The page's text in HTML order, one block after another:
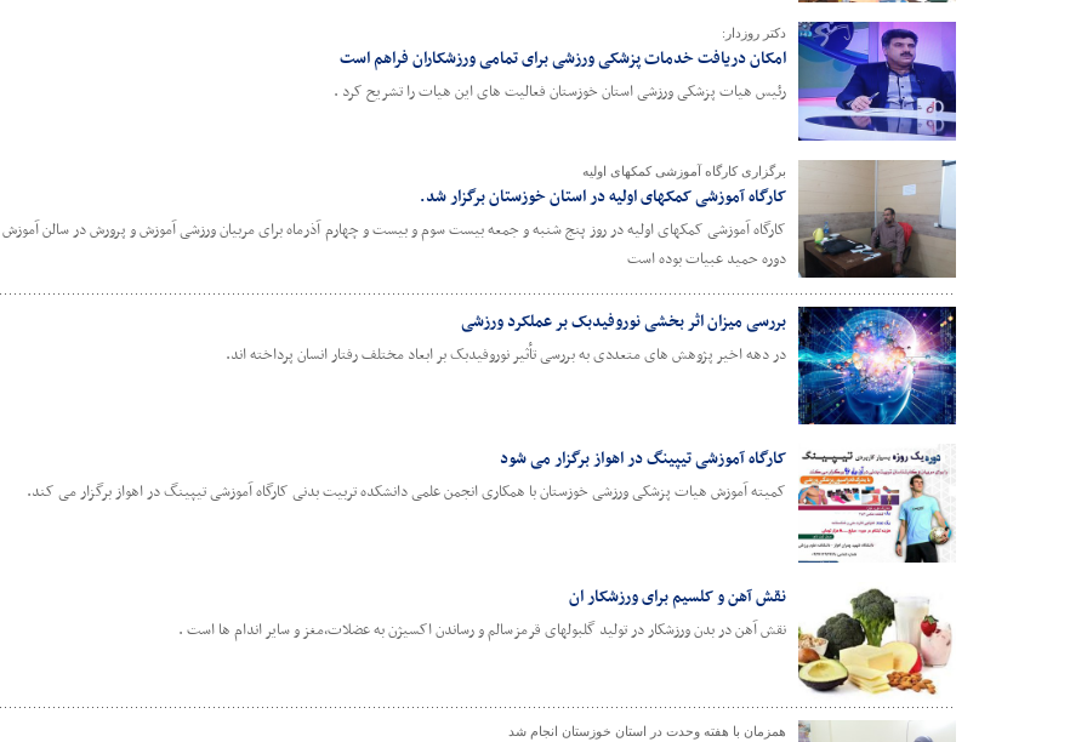
دکتر روزدار:
امکان دریافت خدمات پزشکی ورزشی برای تمامی ورزشکاران فراهم است
رئیس هیات پزشکی ورزشی استان خوزستان فعالیت های این هیات را تشریح کرد .
برگزاری کارگاه آموزشی کمکهای اولیه
کارگاه آموزشی کمکهای اولیه در استان خوزستان برگزار شد.
کارگاه آموزشی کمکهای اولیه در روز پنج شنبه و جمعه بیست سوم و بیست و چهارم آذرماه برای مربیان ورزشی آموزش و پرورش در سالن
دوره حمید عبیات بوده است
بررسی میزان اثر بخشی نوروفیدبک بر عملکرد ورزشی
در دهه اخیر پژوهش های متعددی به بررسی تأثیر نوروفیدبک بر ابعاد مختلف رفتار انسان پرداخته اند.
کارگاه آموزشی تیپینگ در اهواز برگزار می شود
کمیته آموزش هیات پزشکی ورزشی خوزستان با همکاری انجمن علمی دانشکده تربیت بدنی کارگاه آموزشی تیپینگ در اهواز برگزار می کند.
نقش آهن و کلسیم برای ورزشکار ان
همزمان با هفته وحدت در استان خوزستان انجام شد